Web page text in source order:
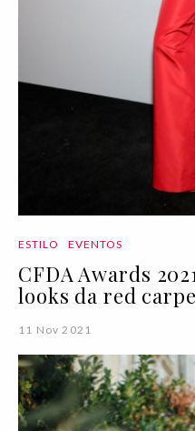
ESTILO EVENTOS
CFDA Awards
looks da red
11 Nov 2021